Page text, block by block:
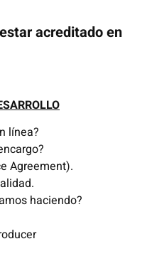
acreditado en
línea?
Agreement).
haciendo?